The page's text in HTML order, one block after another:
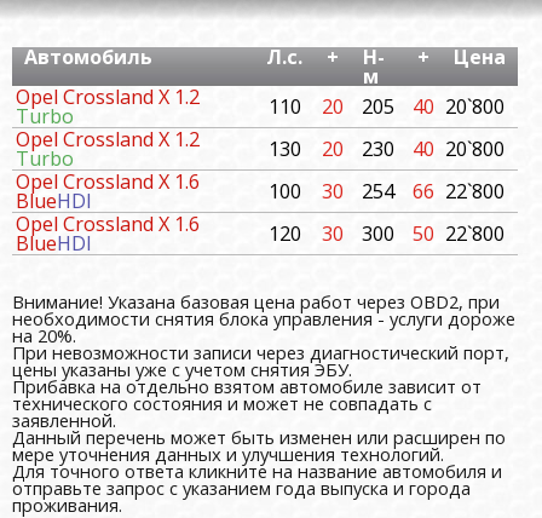
Автомобиль Л.с. + Н-
м
+
Цена
Opel Crossland X 1.2
Turbo 110 20 205 40 20`800
Opel Crossland X 1.2
Turbo 130 20 230 40 20`800
Opel Crossland X 1.6
BlueHDI 100 30 254 66 22`800
Opel Crossland X 1.6
BlueHDI 120 30 300 50 22`800
Внимание! Указана базовая цена работ через OBD2, при
необходимости снятия блока управления - услуги дороже
на 20%.
При невозможности записи через диагностический порт,
цены указаны уже с учетом снятия ЭБУ.
Прибавка на отдельно взятом автомобиле зависит от
технического состояния и может не совпадать с
заявленной.
Данный перечень может быть изменен или расширен по
мере уточнения данных и улучшения технологий.
Для точного ответа кликните на название автомобиля и
отправьте запрос с указанием года выпуска и города
проживания.